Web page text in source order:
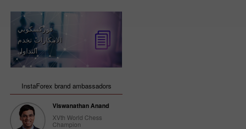
فوركسكوبي
الابتكارات تخدم
التداول
InstaForex brand ambassadors
Viswanathan Anand
XVth World Chess
Champion